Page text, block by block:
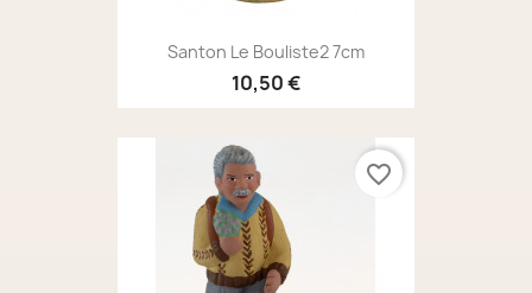
Santon Le Bouliste2 7cm
10,50 €
favorite_border